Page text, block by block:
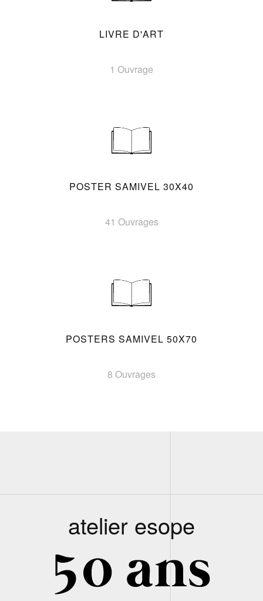
LIVRE D'ART
1 Ouvrage
POSTER SAMIVEL 30X40
41 Ouvrages
POSTERS SAMIVEL 50X70
8 Ouvrages
atelier esope